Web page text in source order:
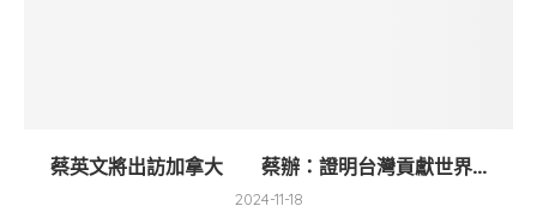
蔡英文將出訪加拿大 蔡辦：證明台灣貢獻世界...
2024-11-18